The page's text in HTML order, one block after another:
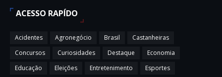
ACESSO RAPÍDO
Acidentes Agronegócio Brasil
Castanheiras
Concursos
Curiosidades Destaque
Economia
Educação
Eleições Entretenimento
Esportes